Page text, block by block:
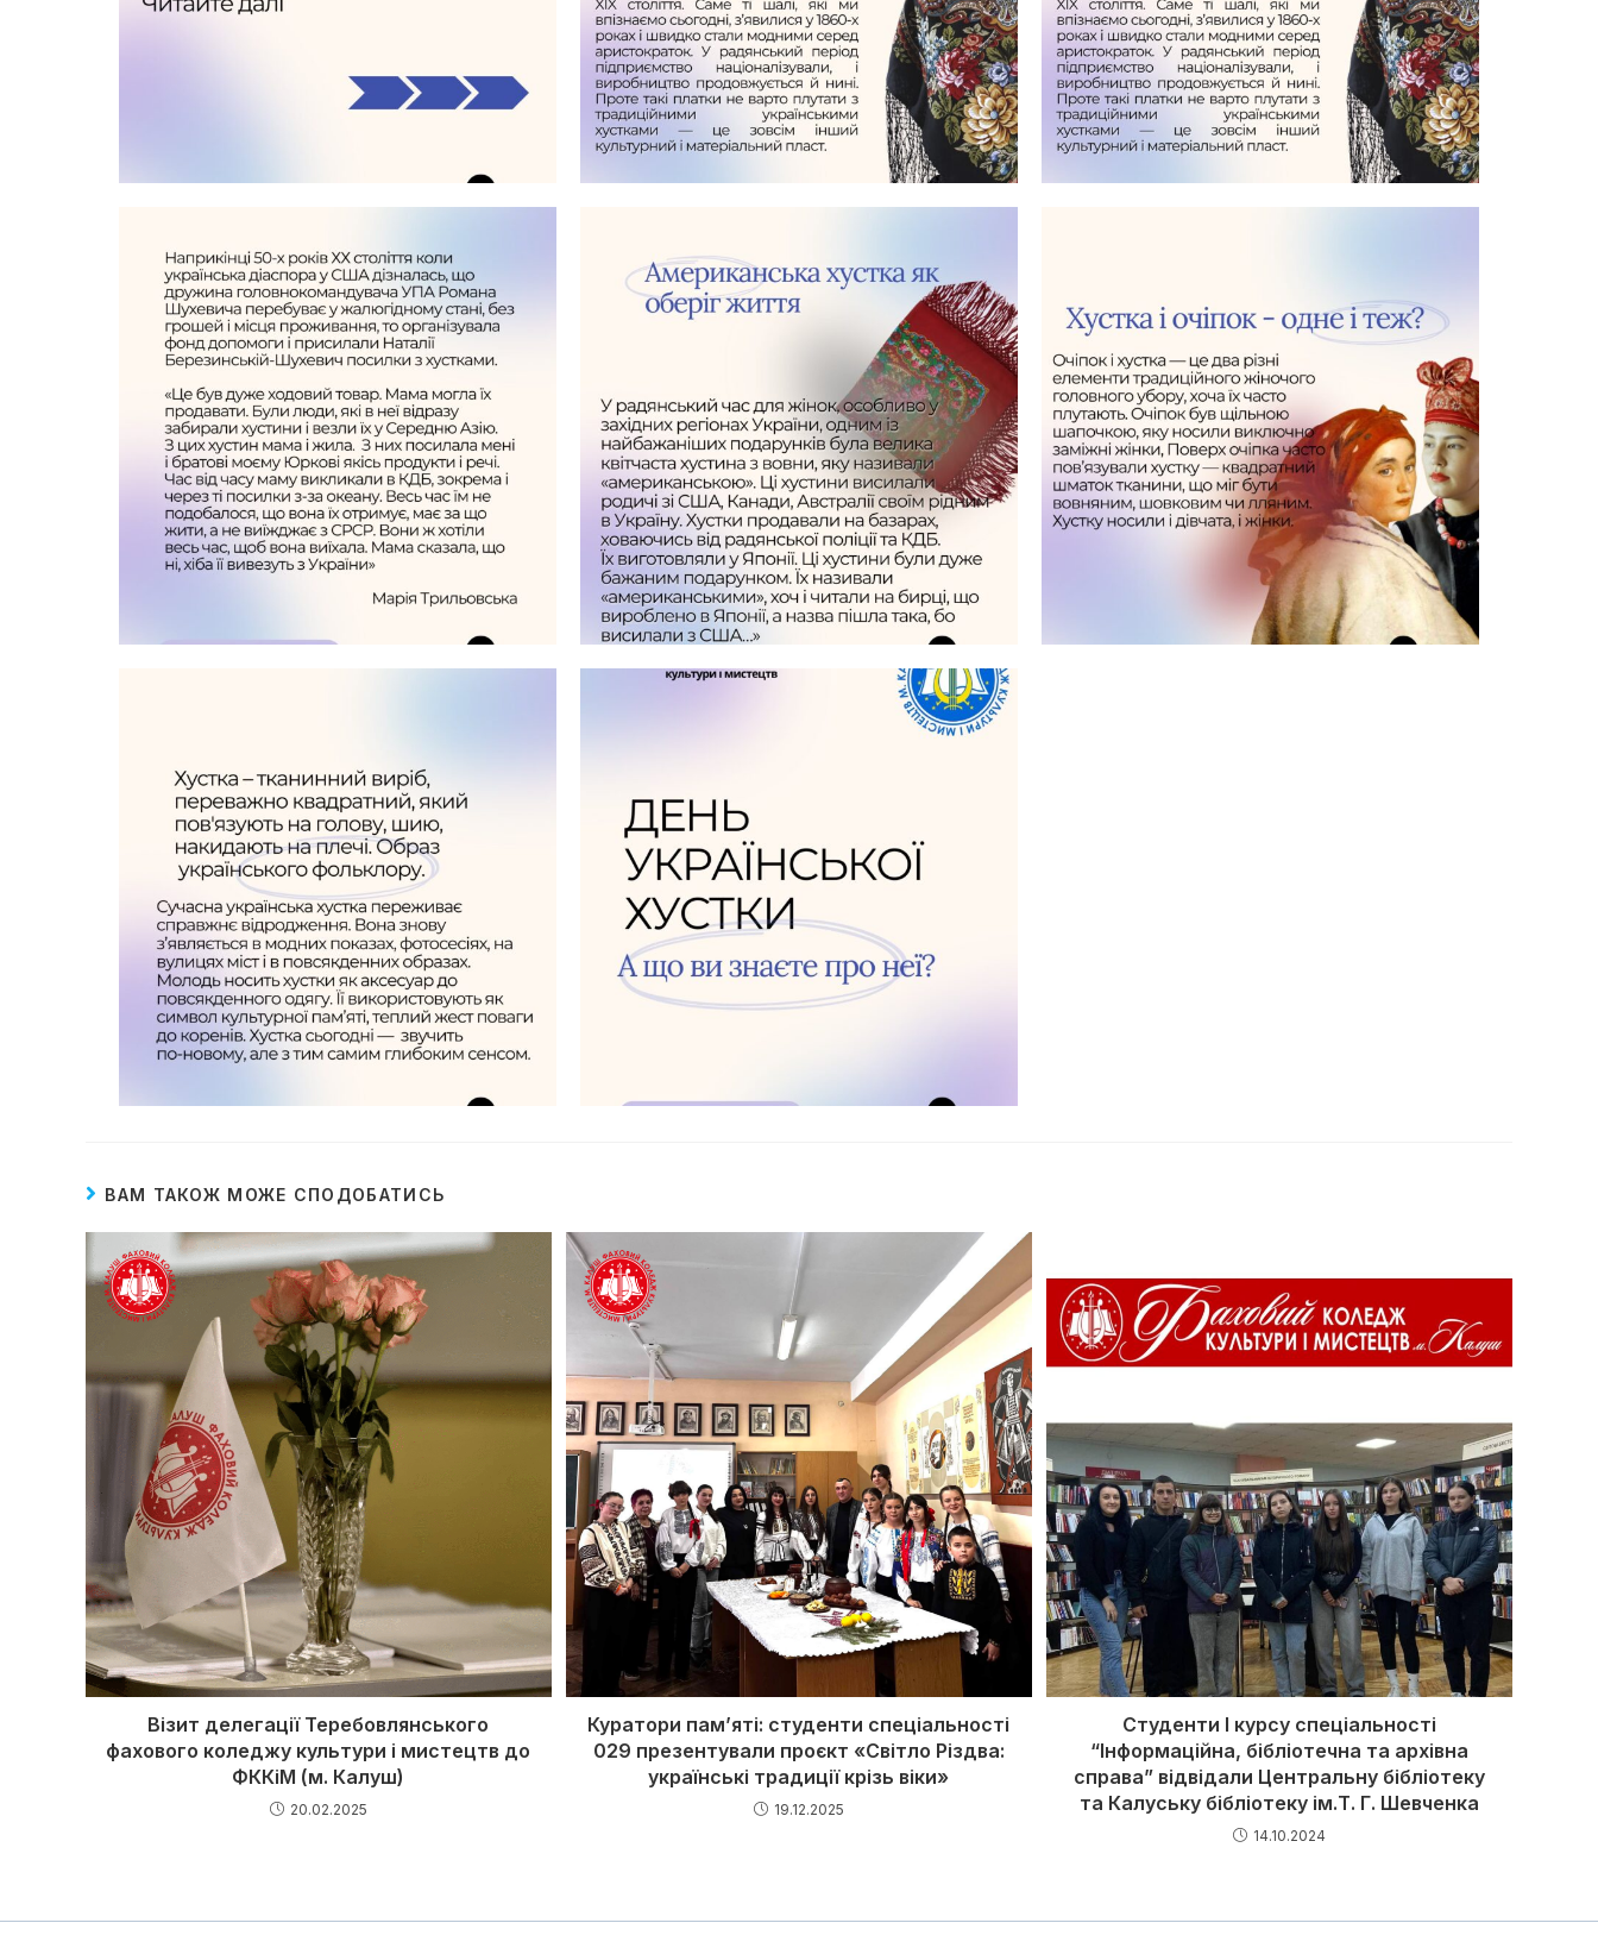
ВАМ ТАКОЖ МОЖЕ СПОДОБАТИСЬ
Візит делегації Теребовлянського
фахового коледжу культури і мистецтв до
ФККіМ (м. Калуш)
20.02.2025
Куратори пам’яті: студенти спеціальності
029 презентували проєкт «Світло Різдва:
українські традиції крізь віки»
19.12.2025
Студенти І курсу спеціальності
“Інформаційна, бібліотечна та архівна
справа” відвідали Центральну бібліотеку
та Калуську бібліотеку ім.Т. Г. Шевченка
14.10.2024